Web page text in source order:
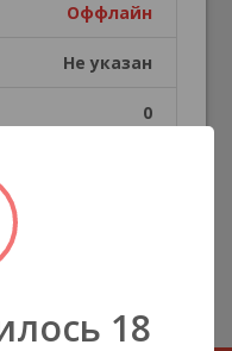
Оффлайн
Не указан
0
нет
18